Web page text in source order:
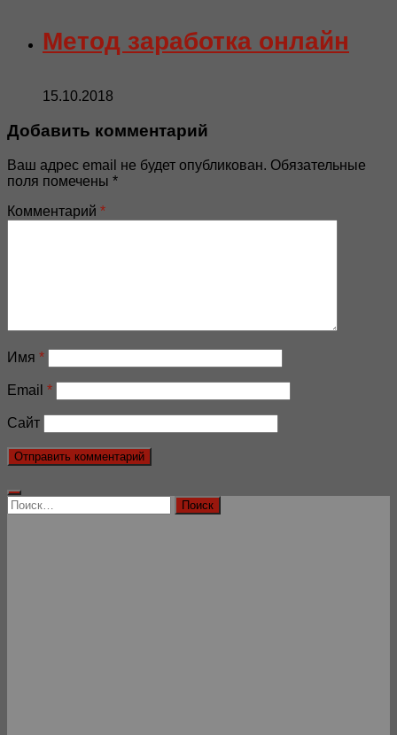
Метод заработка онлайн
15.10.2018
Добавить комментарий
Ваш адрес email не будет опубликован. Обязательные
поля помечены *
Комментарий *
Имя *
Email *
Сайт
Найти: